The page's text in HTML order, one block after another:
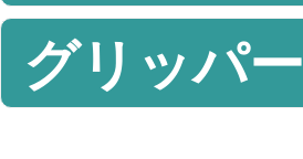
グリッパー